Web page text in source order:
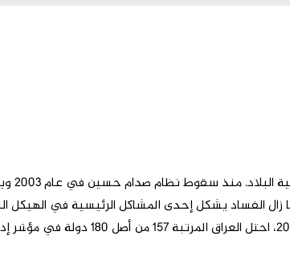
الفساد
الفساد يشكل إحدى المشاكل الرئيسية في الهيكل
للتقارير الصادرة عن منظمات دولية مثل منظمة الشفافية الدولية، يُعتبر